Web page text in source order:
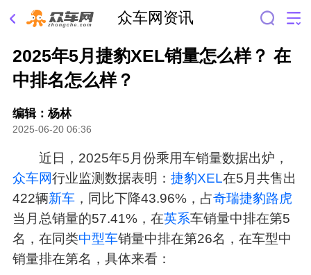
众车网资讯
2025年5月捷豹XEL销量怎么样？ 在
中排名怎么样？
编辑：杨林
2025-06-20 06:36
近日，2025年5月份乘用车销量数据出炉，
众车网行业监测数据表明： 捷豹XEL在5月共售出
422辆新车，同比下降43.96%，占奇瑞捷豹路虎
当月总销量的57.41%，在英系车销量中排在第5
名，在同类中型车销量中排在第26名，在车型中
销量排在第名，具体来看：